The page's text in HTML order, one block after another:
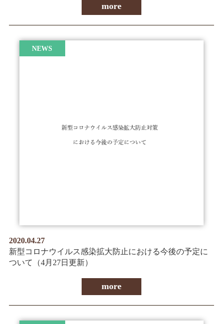
more
NEWS
2020.04.27
新型コロナウイルス感染拡大防止における今後の予定に
ついて（4月27日更新）
more